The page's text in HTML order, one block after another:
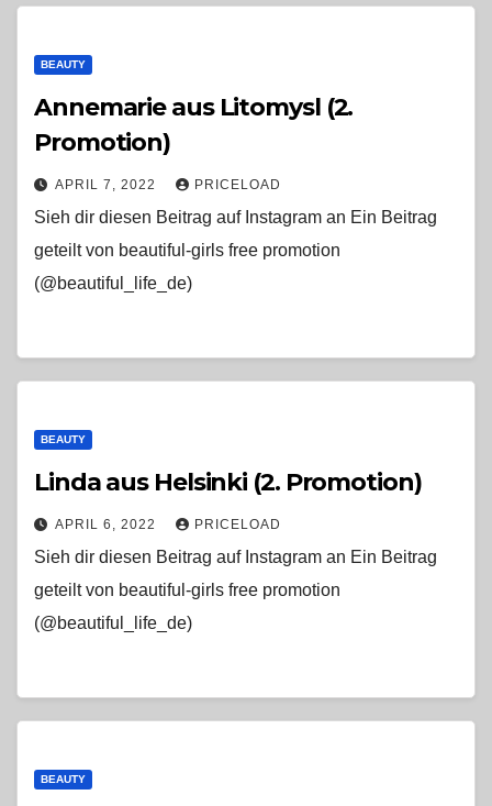
BEAUTY
Annemarie aus Litomysl (2.
Promotion)
APRIL 7, 2022 PRICELOAD
Sieh dir diesen Beitrag auf Instagram an Ein Beitrag
geteilt von beautiful-girls free promotion
(@beautiful_life_de)
BEAUTY
Linda aus Helsinki (2. Promotion)
APRIL 6, 2022 PRICELOAD
Sieh dir diesen Beitrag auf Instagram an Ein Beitrag
geteilt von beautiful-girls free promotion
(@beautiful_life_de)
BEAUTY